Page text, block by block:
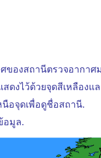
ของสถานีตรวจอากาศ
ดงไว้ด้วยจุดสีเหลืองแ
นือจุดเพื่อดูชื่อสถานี.
อมูล.